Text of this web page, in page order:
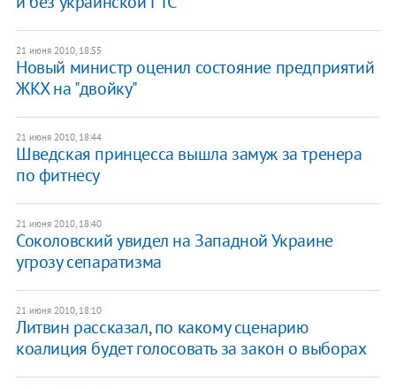
21 июня 2010, 18:55
Новый министр оценил состояние предприятий
ЖКХ на "двойку"
21 июня 2010, 18:44
Шведская принцесса вышла замуж за тренера
по фитнесу
21 июня 2010, 18:40
Соколовский увидел на Западной Украине
угрозу сепаратизма
21 июня 2010, 18:10
Литвин рассказал, по какому сценарию
коалиция будет голосовать за закон о выборах